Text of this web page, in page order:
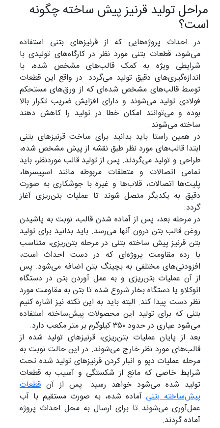
تولید قرنیز پیش ساخته چگونه
در احداث پروژه‌هایی که از قرنیزهای بتنی استفاده
می‌شود، قطعات بتنی مورد نظر در کارگاه‌های تولیدی با
شرایطی ویژه به کمک قالب‌های مشخص شده، با
اندازه‌گیری‌های دقیق تولید می‌گردد. در واقع این قطعات
توسط قالب‌های مشخص شده‌ای که از ورق‌های مستحکم
فولادی تولید می‌شوند و دارای افزایش ضریب تکرار بالا
بوده و می‌توانند امکان خطا در تولید را کاهش دهند
ساخته می‌شوند.
در همین راستا باید بدانید برای ساخت قرنیزهای بتنی
ابتدا قالب‌های مورد نظر طبق نقشه از پیش مشخص شده،
طراحی و تولید می‌گردند. پس از تولید قالب موردنظر، باید
تمامی اتصالات و متعلقات مربوطه مانند اسپیسرها،
پلیت‌ها اتصالات، قلاب‌ها و غیره با جوشکاری به صورت
دقیق به یکدیگر متصل ‌شوند تا عملیات بتن‌ریزی آغاز
گردد.
در مرحله بعد، پس از آماده شدن قالب، نوبت به پاشیدن
روغن قالب بتن درون آنها می‌رسد. باید بدانید برای تولید
بتن‌ قرنیز پیش ساخته بتنی در مرحله بتن‌ریزی، متناسب
با رده مقاومت پروژه‌ای که در دست احداث است،
افزودنی‌های مختلفی به بچینگ بتن اضافه می‌‌شود. پس
از آن عملیات بتن‌ریزی و به عمل آوردن بتن در دستگاه
اتوکلاو یا دستگاه بخار شروع شده تا بتن به مقاومت مورد
نظر دست پیدا کند. البته باید به این نکته نیز اشاره کنیم
بتنی که برای تولید این محصولات پیش‌ساخته استفاده
می‌شود عیاری در حدود ۳۵۰ کیلوگرم بر متر مکعب دارد.
بعد از پایان عملیات بتن‌ریزی، قرنیزهای تولید شده از
قالب‌های مورد نظر خارج می‌شوند. در این حالت نوبت به
مرحله عملیات دپو و انبار کردن قرنیز‌های تولید شده تحت
شرایط خاصی که مانع از شکستگی و آسیب به قطعات
تولید شده می‌شود خواهد رسید. پس از آن قطعات
پیش‌ساخته بتنیآماده شده، به صورت مستقیم با آب
عمل‌آوری می‌شوند تا برای ارسال به محل احداث پروژه
آماده‌ گردند.